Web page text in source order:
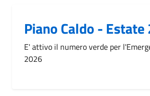
Piano Caldo -
E' attivo il numero verde per
2026